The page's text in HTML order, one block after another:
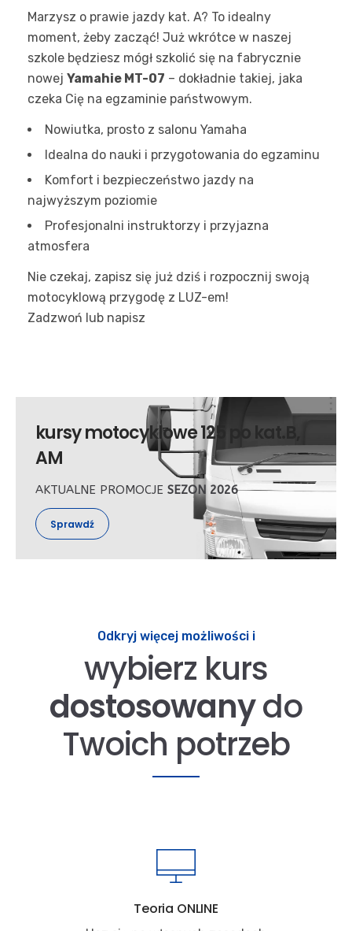
Marzysz o prawie jazdy kat. A? To idealny
moment, żeby zacząć! Już wkrótce w naszej
szkole będziesz mógł szkolić się na fabrycznie
nowej Yamahie MT-07 – dokładnie takiej, jaka
czeka Cię na egzaminie państwowym.
Nowiutka, prosto z salonu Yamaha
Idealna do nauki i przygotowania do egzaminu
Komfort i bezpieczeństwo jazdy na
najwyższym poziomie
Profesjonalni instruktorzy i przyjazna
atmosfera
Nie czekaj, zapisz się już dziś i rozpocznij swoją
motocyklową przygodę z LUZ-em!
Zadzwoń lub napisz
kursy motocyklowe 125
po kat.B,
AM
AKTUALNE PROMOCJE SEZON 2026
Sprawdź
Odkryj więcej możliwości i
wybierz kurs
dostosowanydo
Twoich potrzeb
Teoria ONLINE